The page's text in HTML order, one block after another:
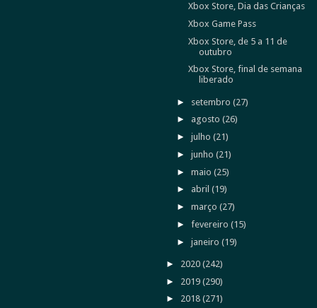
Xbox Store, Dia das Crianças
Xbox Game Pass
Xbox Store, de 5 a 11 de
outubro
Xbox Store, final de semana
liberado
► setembro(27)
► agosto(26)
►julho(21)
►junho(21)
►maio(25)
► abril(19)
►março(27)
►fevereiro(15)
►janeiro(19)
► 2020 (242)
► 2019 (290)
► 2018 (271)